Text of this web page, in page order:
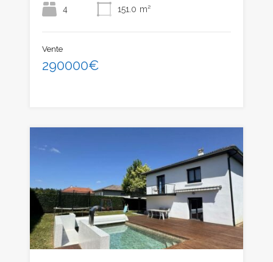
4 151.0 m²
Vente
290000€